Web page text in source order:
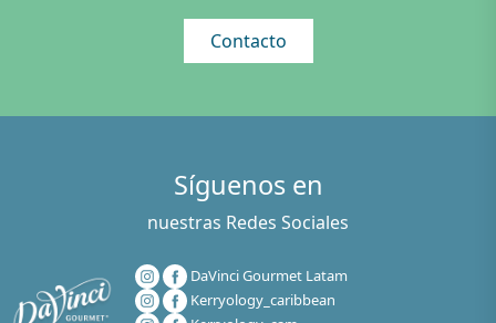
Contacto
Síguenos en
nuestras Redes Sociales
DaVinci Gourmet Latam
Kerryology_caribbean